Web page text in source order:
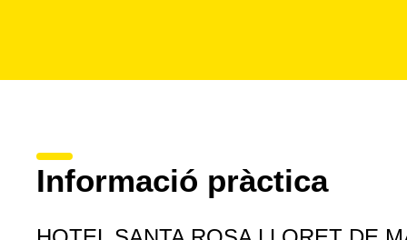
Informació pràctica